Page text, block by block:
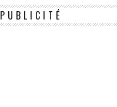
PUBLICITÉ